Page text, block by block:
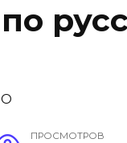
ПРОСМОТРОВ